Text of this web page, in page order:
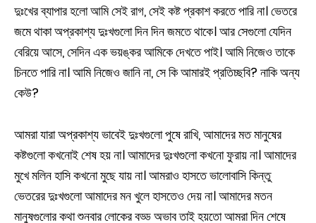
দুঃখের ব্যাপার হলো আমি সেই রাগ, সেই কষ্ট প্রকাশ করতে পারি না। ভেতরে
জমে থাকা অপ্রকাশ্য দুঃখগুলো দিন দিন জমতে থাকে। আর সেগুলো যেদিন
বেরিয়ে আসে, সেদিন এক ভয়ঙ্কর আমিকে দেখতে পাই। আমি নিজেও তাকে
চিনতে পারি না। আমি নিজেও জানি না, সে কি আমারই প্রতিচ্ছবি? নাকি অন্য
কেউ?
আমরা যারা অপ্রকাশ্য ভাবেই দুঃখগুলো পুষে রাখি, আমাদের মত মানুষের
কষ্টগুলো কখনোই শেষ হয় না। আমাদের দুঃখগুলো কখনো ফুরায় না। আমাদের
মুখে মলিন হাসি কখনো মুছে যায় না। আমরাও হাসতে ভালোবাসি কিন্তু
ভেতরের দুঃখগুলো আমাদের মন খুলে হাসতেও দেয় না। আমাদের মতন
মানুষগুলোর কথা শুনবার লোকের বড্ড অভাব তাই হয়তো আমরা দিন শেষে